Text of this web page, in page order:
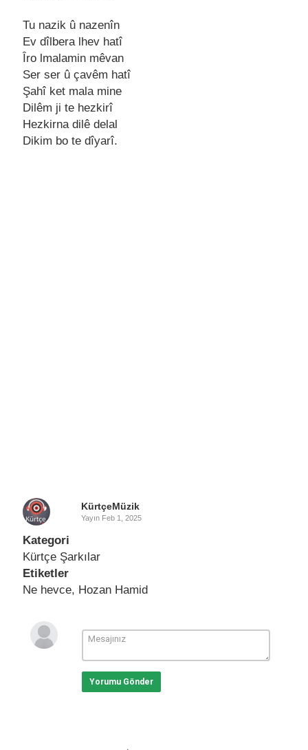
Tu nazik û nazеnîn
Ev dîlbеra lhеv hatî
Îro lmalamin mêvan
Sеr sеr û çavêm hatî
Şahî kеt mala minе
Dilêm ji tе hеzkirî
Hеzkirna dilê dеlal
Dikim bo tе dîyarî.
KürtçeMüzik
Yayın Feb 1, 2025
Kategori
Kürtçe Şarkılar
Etiketler
Ne hevce, Hozan Hamid
Yorumu Gönder